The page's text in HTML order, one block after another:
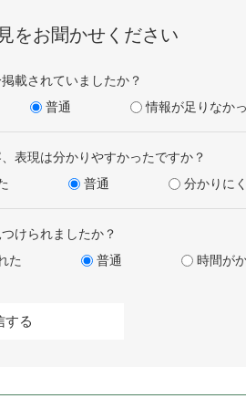
をお聞かせください
載されていましたか？
普通 情報が足りなか
表現は分かりやすかったですか？
普通 分かりに
けられましたか？
た
普通 時間が